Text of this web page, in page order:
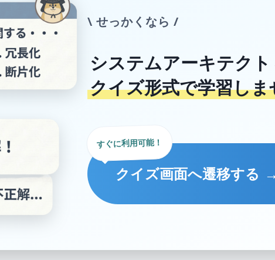
\ せっかくなら /
システムアーキテクト
クイズ形式で学習し
クイズ画面へ遷移する
すぐに利用可能！